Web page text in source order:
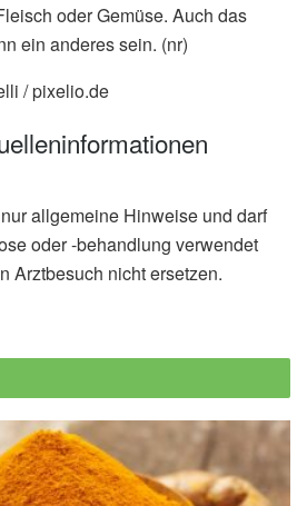
oder Gemüse. Auch das
ein anderes sein. (nr)
/ pixelio.de
allgemeine Hinweise und darf
oder -behandlung verwendet
Arztbesuch nicht ersetzen.